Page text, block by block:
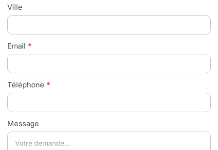
Ville
Email *
Téléphone *
Message